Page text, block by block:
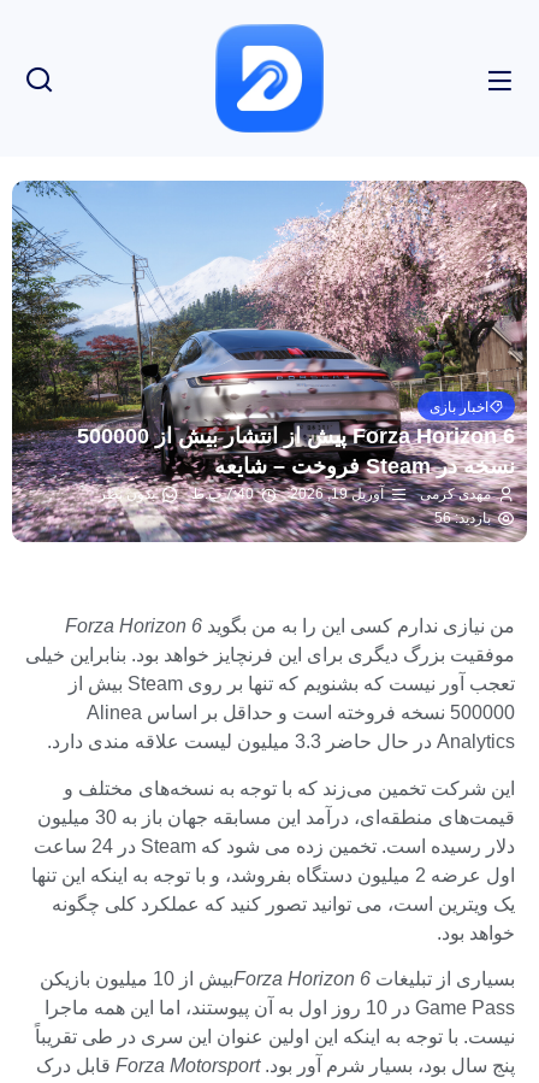
اخبار بازی
Forza Horizon 6 پیش از انتشار بیش از 500000
نسخه در Steam فروخت – شایعه
مهدی کرمی آوریل 19, 2026 7:40 ب.ظ
بدون نظر
بازدید: 56
من نیازی ندارم کسی این را به من بگوید Forza Horizon 6
موفقیت بزرگ دیگری برای این فرنچایز خواهد بود. بنابراین خیلی
تعجب آور نیست که بشنویم که تنها بر روی Steam بیش از
500000 نسخه فروخته است و حداقل بر اساس Alinea
Analytics در حال حاضر 3.3 میلیون لیست علاقه مندی دارد.
این شرکت تخمین می‌زند که با توجه به نسخه‌های مختلف و
قیمت‌های منطقه‌ای، درآمد این مسابقه جهان باز به 30 میلیون
دلار رسیده است. تخمین زده می شود که Steam در 24 ساعت
اول عرضه 2 میلیون دستگاه بفروشد، و با توجه به اینکه این تنها
یک ویترین است، می توانید تصور کنید که عملکرد کلی چگونه
خواهد بود.
بسیاری از تبلیغات Forza Horizon 6
بیش از 10 میلیون بازیکن
Game Pass در 10 روز اول به آن پیوستند، اما این همه ماجرا
نیست. با توجه به اینکه این اولین عنوان این سری در طی تقریباً
پنج سال بود، بسیار شرم آور بود.Forza Motorsport قابل درک